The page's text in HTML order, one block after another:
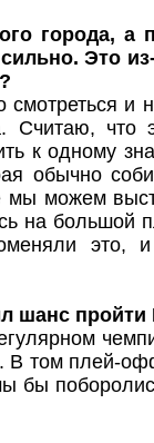
города, а
Это
и
Считаю, что
к одному
обычно
можем
на большой
это,
шанс
В том плей-
бы